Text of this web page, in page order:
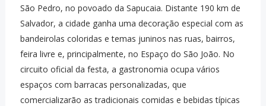
São Pedro, no povoado da Sapucaia. Distante 190 km de
Salvador, a cidade ganha uma decoração especial com as
bandeirolas coloridas e temas juninos nas ruas, bairros,
feira livre e, principalmente, no Espaço do São João. No
circuito oficial da festa, a gastronomia ocupa vários
espaços com barracas personalizadas, que
comercializarão as tradicionais comidas e bebidas típicas